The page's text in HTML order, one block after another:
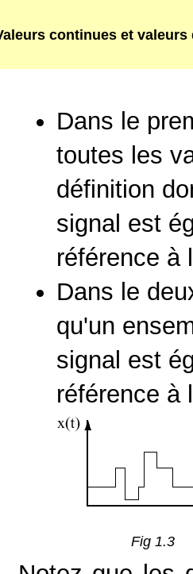
continues et valeurs
Dans le
toutes les
définition
signal est
référence à
Dans le
qu'un
signal est
référence à
Fig 1.3